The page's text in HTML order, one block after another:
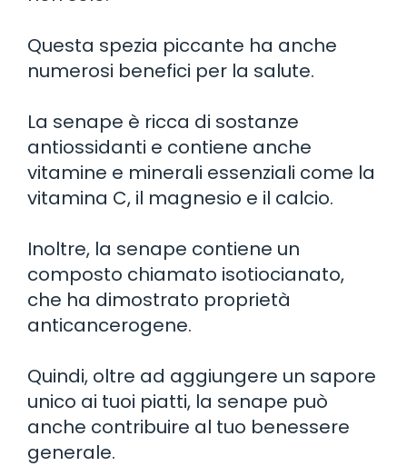
Questa spezia piccante ha anche
numerosi benefici per la salute.
La senape è ricca di sostanze
antiossidanti e contiene anche
vitamine e minerali essenziali come la
vitamina C, il magnesio e il calcio.
Inoltre, la senape contiene un
composto chiamato isotiocianato,
che ha dimostrato proprietà
anticancerogene.
Quindi, oltre ad aggiungere un sapore
unico ai tuoi piatti, la senape può
anche contribuire al tuo benessere
generale.